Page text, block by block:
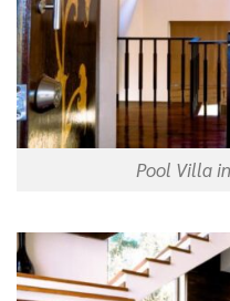
Pool Villa